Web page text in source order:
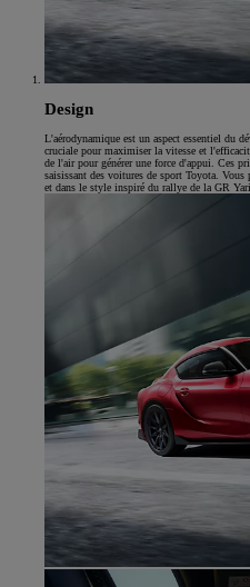
Design
L'aérodynamique est un aspect essentiel du
cruciale pour maximiser la vitesse et
de l'air pour générer une force d'appui. Ces
saisissant des voitures de sport Toyota.
et dans le style inspiré du rallye de la GR